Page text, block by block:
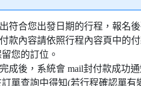
符合您出發日期的行程，報名
款內容請依照行程內容頁中的
您的訂位。
成後，系統會 mail封付款成功
單查詢中得知(若行程確認單有